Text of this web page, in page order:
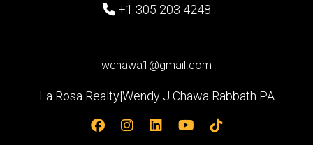
+1 305 203 4248
wchawa1@gmail.com
La Rosa Realty|Wendy J Chawa Rabbath PA